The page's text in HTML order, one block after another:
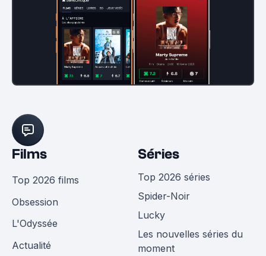
Films
Top 2026 films
Obsession
L'Odyssée
Actualité
Séries
Top 2026 séries
Spider-Noir
Lucky
Les nouvelles séries du
moment